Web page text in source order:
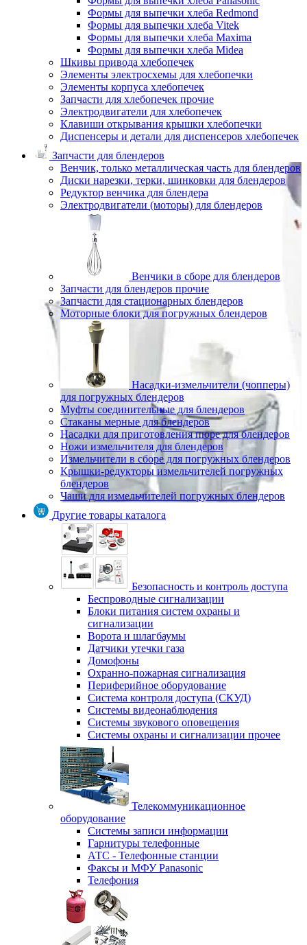
Формы для выпечки хлеба Redmond
Формы для выпечки хлеба Vitek
Формы для выпечки хлеба Maxima
Формы для выпечки хлеба Midea
Шкивы привода хлебопечек
Элементы электросхемы для хлебопечки
Элементы корпуса хлебопечек
Запчасти для хлебопечек прочие
Электродвигатели для хлебопечек
Клавиши открывания крышки хлебопечки
Диспенсеры и детали для диспенсеров хлебопечек
Запчасти для блендеров
Венчик, только металлическая часть для блендеров
Диски нарезки, терки, шинковки для блендеров
Редуктор венчика для блендера
Электродвигатели (моторы) для блендеров
Венчики в сборе для блендеров
Запчасти для блендеров прочие
Запчасти для стационарных блендеров
Моторные блоки для погружных блендеров
Насадки-измельчители (чопперы)
для погружных блендеров
Муфты соединительные для блендеров
Стаканы мерные для блендеров
Насадки для приготовления пюре для блендеров
Ножи измельчителя для блендеров
Измельчители в сборе для погружных блендеров
Крышки-редукторы измельчителей погружных
блендеров
Чаши для измельчителей погружных блендеров
Другие товары каталога
Безопасность и контроль доступа
Беспроводные сигнализации
Блоки питания систем охраны и
сигнализации
Ворота и шлагбаумы
Датчики утечки газа
Домофоны
Охранно-пожарная сигнализация
Периферийное оборудование
Система контроля доступа (СКУД)
Системы видеонаблюдения
Системы звукового оповещения
Системы охраны и сигнализации прочее
Телекоммуникационное
оборудование
Системы записи информации
Гарнитуры телефонные
АТС - Телефонные станции
Факсы и МФУ Panasonic
Телефония